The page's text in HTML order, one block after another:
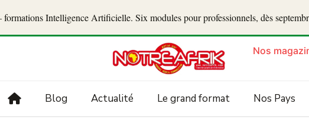
Intelligence Artificielle. Six modules pour professionnels, dès
Nos
Blog Actualité Le grand format Nos Pays